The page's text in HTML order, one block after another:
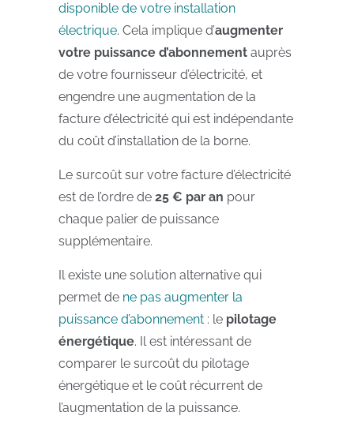
disponible de votre installation
électrique. Cela implique d’augmenter
votre puissance d’abonnement auprès
de votre fournisseur d’électricité, et
engendre une augmentation de la
facture d’électricité qui est indépendante
du coût d’installation de la borne.
Le surcoût sur votre facture d’électricité
est de l’ordre de 25 € par an pour
chaque palier de puissance
supplémentaire.
Il existe une solution alternative qui
permet de ne pas augmenter la
puissance d’abonnement : le pilotage
énergétique. Il est intéressant de
comparer le surcoût du pilotage
énergétique et le coût récurrent de
l’augmentation de la puissance.